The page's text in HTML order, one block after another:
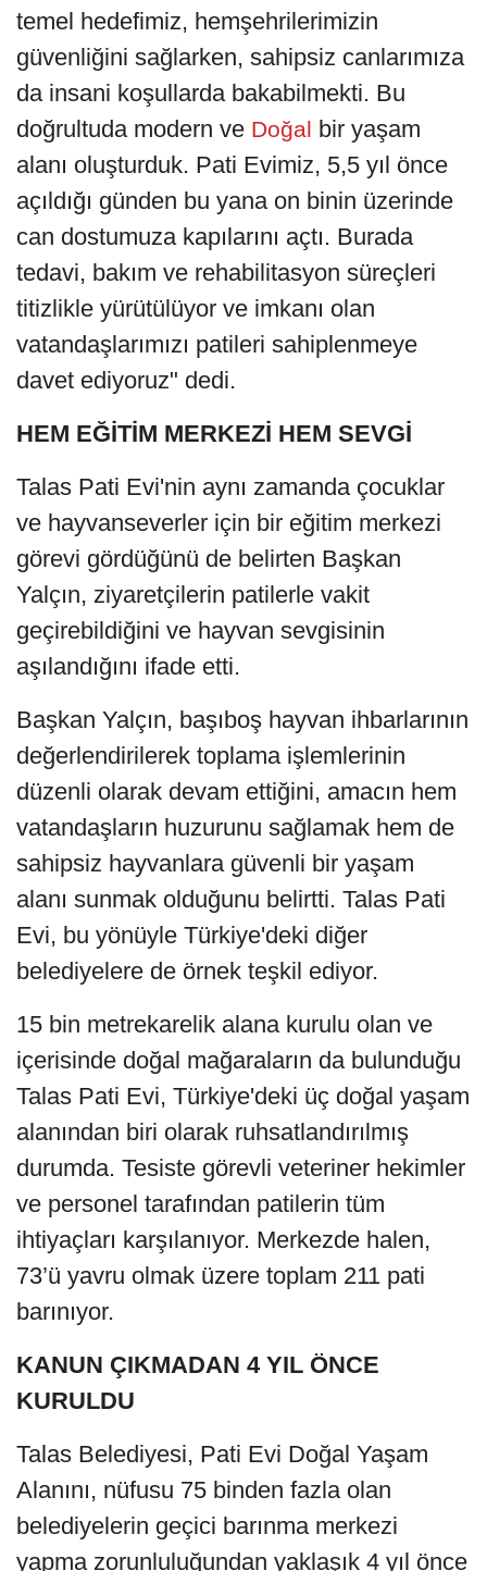
temel hedefimiz, hemşehrilerimizin
güvenliğini sağlarken, sahipsiz canlarımıza
da insani koşullarda bakabilmekti. Bu
doğrultuda modern ve Doğal bir yaşam
alanı oluşturduk. Pati Evimiz, 5,5 yıl önce
açıldığı günden bu yana on binin üzerinde
can dostumuza kapılarını açtı. Burada
tedavi, bakım ve rehabilitasyon süreçleri
titizlikle yürütülüyor ve imkanı olan
vatandaşlarımızı patileri sahiplenmeye
davet ediyoruz" dedi.
HEM EĞİTİM MERKEZİ HEM SEVGİ
Talas Pati Evi'nin aynı zamanda çocuklar
ve hayvanseverler için bir eğitim merkezi
görevi gördüğünü de belirten Başkan
Yalçın, ziyaretçilerin patilerle vakit
geçirebildiğini ve hayvan sevgisinin
aşılandığını ifade etti.
Başkan Yalçın, başıboş hayvan ihbarlarının
değerlendirilerek toplama işlemlerinin
düzenli olarak devam ettiğini, amacın hem
vatandaşların huzurunu sağlamak hem de
sahipsiz hayvanlara güvenli bir yaşam
alanı sunmak olduğunu belirtti. Talas Pati
Evi, bu yönüyle Türkiye'deki diğer
belediyelere de örnek teşkil ediyor.
15 bin metrekarelik alana kurulu olan ve
içerisinde doğal mağaraların da bulunduğu
Talas Pati Evi, Türkiye'deki üç doğal yaşam
alanından biri olarak ruhsatlandırılmış
durumda. Tesiste görevli veteriner hekimler
ve personel tarafından patilerin tüm
ihtiyaçları karşılanıyor. Merkezde halen,
73’ü yavru olmak üzere toplam 211 pati
barınıyor.
KANUN ÇIKMADAN 4 YIL ÖNCE
KURULDU
Talas Belediyesi, Pati Evi Doğal Yaşam
Alanını, nüfusu 75 binden fazla olan
belediyelerin geçici barınma merkezi
yapma zorunluluğundan yaklaşık 4 yıl önce